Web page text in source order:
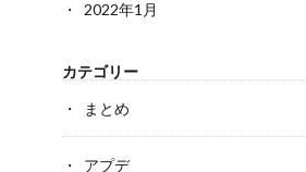
2022年1月
カテゴリー
まとめ
アプデ